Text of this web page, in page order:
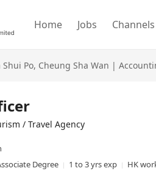
Home Jobs Channels
Shui Po, Cheung Sha Wan |
/ Travel Agency
Degree
1 to 3 yrs exp
HK